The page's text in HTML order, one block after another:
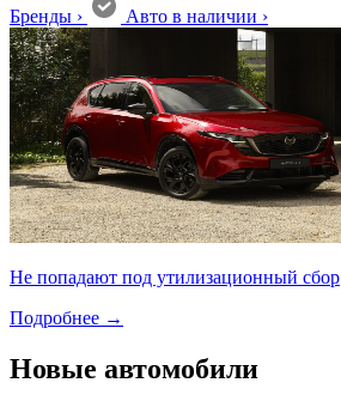
Бренды › Авто в наличии ›
Не попадают под утилизационный сбор
Подробнее →
Новые автомобили